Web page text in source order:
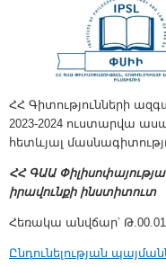
ՀՀ Գիտությունների
2023-2024 ուստարվա
հետևյալ
ՀՀ ԳԱԱ
իրավունքի ինստիտուտ
Հեռակա անվճար՝
Ընդունելության